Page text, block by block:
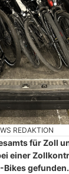
REDAKTION
für Zoll
einer
gefunden.